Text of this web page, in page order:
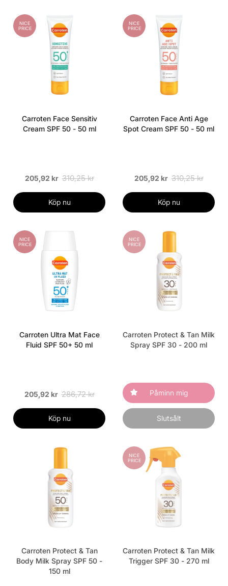
NICE
PRICE
Carroten Face Sensitiv
Cream SPF 50 - 50 ml
205,92 kr 310,25 kr
Köp nu
NICE
PRICE
Carroten Face Anti Age
Spot Cream SPF 50 - 50 ml
205,92 kr 310,25 kr
Köp nu
NICE
PRICE
Carroten Ultra Mat Face
Fluid SPF 50+ 50 ml
205,92 kr 286,72 kr
Köp nu
NICE
PRICE
Carroten Protect & Tan Milk
Spray SPF 30 - 200 ml
Påminn mig
Slutsålt
Carroten Protect & Tan
Body Milk Spray SPF 50 -
150 ml
NICE
PRICE
Carroten Protect & Tan Milk
Trigger SPF 30 - 270 ml